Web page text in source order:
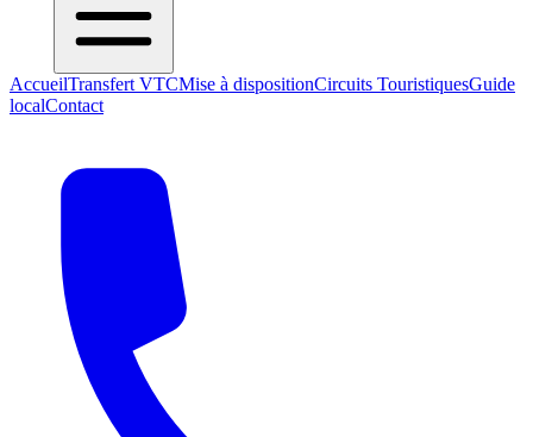
AccueilTransfert VTCMise à dispositionCircuits TouristiquesGuide
localContact